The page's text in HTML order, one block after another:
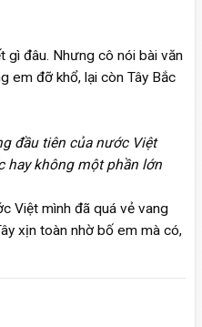
đâu. Nhưng cô nói bài văn
em đỡ khổ, lại còn Tây Bắc
đầu tiên của nước Việt
hay không một phần lớn
Việt mình đã quá vẻ vang
xịn toàn nhờ bố em mà có,